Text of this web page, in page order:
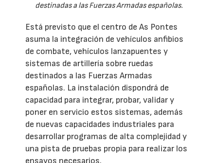
destinadas a las Fuerzas Armadas españolas.
Está previsto que el centro de As Pontes
asuma la integración de vehículos anfibios
de combate, vehículos lanzapuentes y
sistemas de artillería sobre ruedas
destinados a las Fuerzas Armadas
españolas. La instalación dispondrá de
capacidad para integrar, probar, validar y
poner en servicio estos sistemas, además
de nuevas capacidades industriales para
desarrollar programas de alta complejidad y
una pista de pruebas propia para realizar los
ensayos necesarios.